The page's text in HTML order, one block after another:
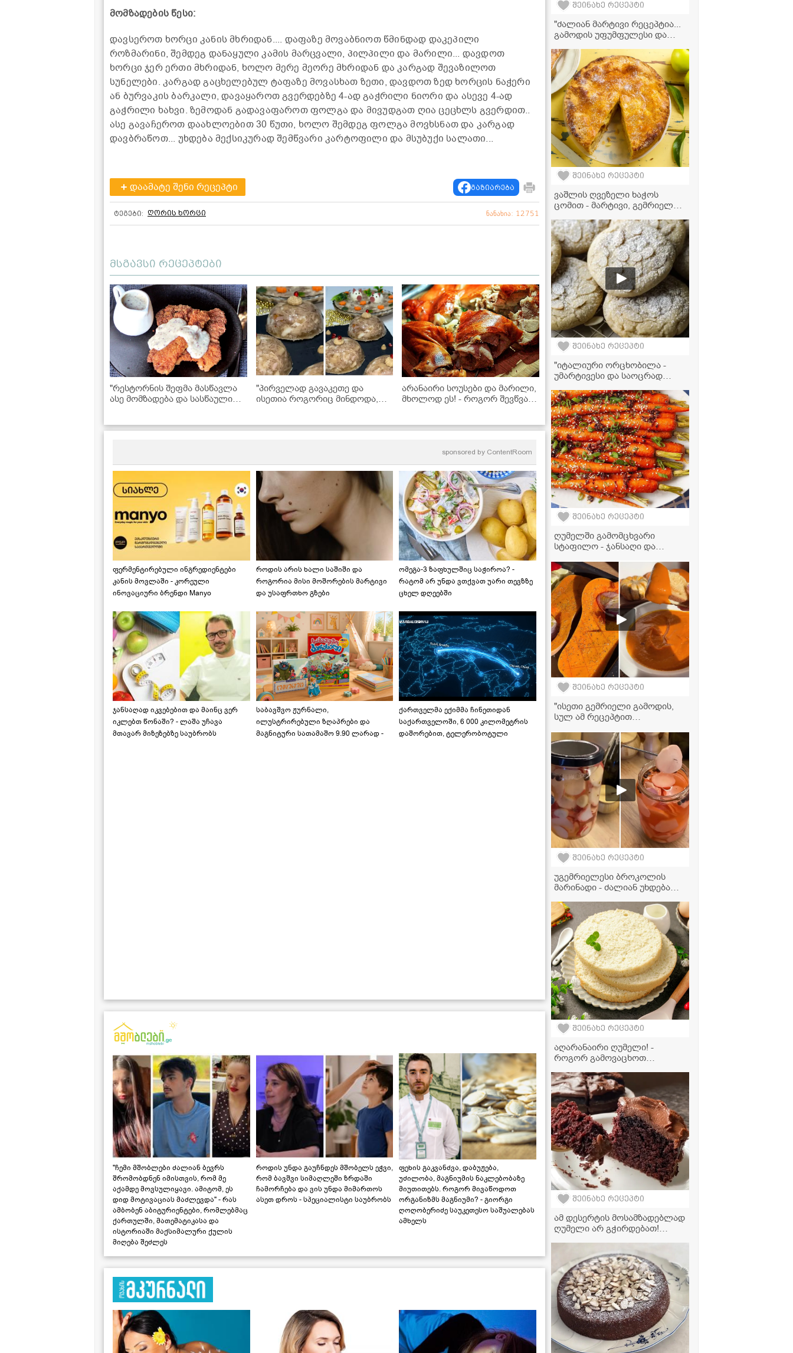
მომზადების წესი:
დავსეროთ ხორცი კანის მხრიდან.... დაფაზე მოვაბნიოთ წმინდად დაკეპილი
როზმარინი, შემდეგ დანაყული კამის მარცვალი, პილპილი და მარილი... დავდოთ
ხორცი ჯერ ერთი მხრიდან, ხოლო მერე მეორე მხრიდან და კარგად შევაზილოთ
სუნელები. კარგად გაცხელებულ ტაფაზე მოვასხათ ზეთი, დავდოთ ზედ ხორცის ნაჭერი
ან ბურვაკის ბარკალი, დავაყაროთ გვერდებზე 4-ად გაჭრილი ნიორი და ასევე 4-ად
გაჭრილი ხახვი. ზემოდან გადავაფაროთ ფოლგა და მივუდგათ ღია ცეცხლს გვერდით..
ასე გავაჩეროთ დაახლოებით 30 წუთი, ხოლო შემდეგ ფოლგა მოვხსნათ და კარგად
დავბრაწოთ... უხდება მექსიკურად შემწვარი კარტოფილი და მსუბუქი სალათი...
დაამატე შენი რეცეპტი გაზიარება
ტეგები: ღორის ხორცი ნანახია: 12751
მსგავსი რეცეპტები
"რესტორნის შეფმა მასწავლა
ასე მომზადება და სასწაული
"პირველად გავაკეთე და
ისეთია როგორიც მინდოდა,
ლაბასხმულის უმარტივესი
არანაირი სოუსები და მარილი,
მხოლოდ ეს! - როგორ შევწვათ
sponsored by ContentRoom
ფერმენტირებული ინგრედიენტები
კანის მოვლაში - კორეული
ინოვაციური ბრენდი Manyo
როდის არის ხალი საშიში და
როგორია მისი მოშორების მარტივი
და უსაფრთხო გზები
ომეგა-3 ზაფხულშიც საჭიროა? -
რატომ არ უნდა ვთქვათ უარი თევზზე
ცხელ დღეებში
ჯანსაღად იკვებებით და მაინც ვერ
იკლებთ წონაში? - ლაშა უჩავა
მთავარ მიზეზებზე საუბრობს
საბავშვო ჟურნალი,
ილუსტრირებული ზღაპრები და
მაგნიტური სათამაშო 9.90 ლარად -
ქართველმა ექიმმა ჩინეთიდან
საქართველოში, 6 000 კილომეტრის
დაშორებით, ტელერობოტული
"ჩემი მშობლები ძალიან ბევრს
შრომობდნენ იმისთვის, რომ მე
აქამდე მოვსულიყავი. ამიტომ, ეს
დიდ მოტივაციას მაძლევდა" - რას
ამბობენ აბიტურიენტები, რომლებმაც
ქართულში, მათემატიკასა და
ისტორიაში მაქსიმალური ქულის
მიღება შეძლეს
როდის უნდა გაუჩნდეს მშობელს ეჭვი,
რომ ბავშვი სიმაღლეში ზრდაში
ჩამორჩება და ვის უნდა მიმართოს
ასეთ დროს - სპეციალისტი საუბრობს
ფეხის გაკვანძვა, დაბუჟება,
უძილობა, მაგნიუმის ნაკლებობაზე
მიუთითებს. როგორ მივაწოდოთ
ორგანიზმს მაგნიუმი? - გიორგი
ღოღობერიძე საუკეთესო საშუალებას
ამხელს
შეინახე რეცეპტი
"ძალიან მარტივი რეცეპტია...
გამოდის უფუმფულესი და
ფენქეიქების ვიდეორეცეპტი
შეინახე რეცეპტი
ვაშლის ღვეზელი ხაჭოს
ცომით - მარტივი, გემრიელი
შეინახე რეცეპტი
"იტალიური ორცხობილა -
უმარტივესი და საოცრად
შეინახე რეცეპტი
ღუმელში გამომცხვარი
სტაფილო - ჯანსაღი და
რომელიც უხდება როგორც
ხორცეულს, ისე თევზსა და
ბოსტნეულის კერძებს
შეინახე რეცეპტი
"ისეთი გემრიელი გამოდის,
სულ ამ რეცეპტით
სუპის რეცეპტი
შეინახე რეცეპტი
უგემრიელესი ბროკოლის
მარინადი - ძალიან უხდება
განსაკუთრებულ გემოს
აძლევს
შეინახე რეცეპტი
აღარანაირი ღუმელი! -
როგორ გამოვაცხოთ
აეროგრილში 20 წუთში
შეინახე რეცეპტი
ამ დესერტის მოსამზადებლად
ღუმელი არ გჭირდებათ!
რომელიც პირში დნება